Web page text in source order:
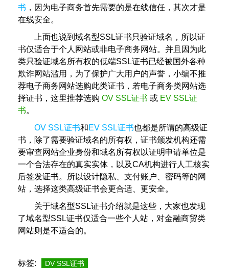
书 ，因为电子商务首先需要的是在线信任，其次才是
在线安全。
上面也说到域名型SSL证书只验证域名，所以证
书仅适合于个人网站或非电子商务网站。并且因为此
类只验证域名所有权的低端SSL证书已经被国外各种
欺诈网站滥用，为了保护广大用户的声誉，小编不推
荐电子商务网站选购此类证书，若电子商务类网站选
择证书，这里推荐选购 OV SSL证书 或 EV SSL证
书。
OV SSL证书和EV SSL证书也都是所谓的高级证
书，除了需要验证域名的所有权，证书颁发机构还需
要审查网站企业身份和域名所有权以证明申请单位是
一个合法存在的真实实体，以及CA机构进行人工核实
后签发证书。所以设计隐私、支付账户、密码等的网
站，选择这类高级证书会更合适、更安全。
关于域名型SSL证书介绍就是这些，大家也发现
了域名型SSL证书仅适合一些个人站，对金融商贸类
网站则是不适合的。
标签: DV SSL证书